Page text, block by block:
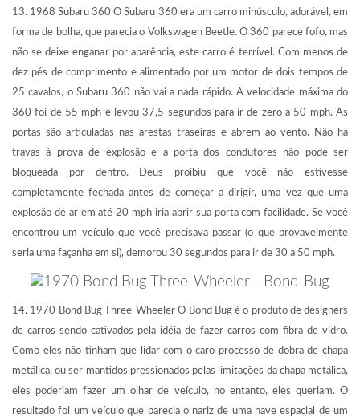
13. 1968 Subaru 360 O Subaru 360 era um carro minúsculo, adorável, em
forma de bolha, que parecia o Volkswagen Beetle. O 360 parece fofo, mas
não se deixe enganar por aparência, este carro é terrível. Com menos de
dez pés de comprimento e alimentado por um motor de dois tempos de
25 cavalos, o Subaru 360 não vai a nada rápido. A velocidade máxima do
360 foi de 55 mph e levou 37,5 segundos para ir de zero a 50 mph. As
portas são articuladas nas arestas traseiras e abrem ao vento. Não há
travas à prova de explosão e a porta dos condutores não pode ser
bloqueada por dentro. Deus proibiu que você não estivesse
completamente fechada antes de começar a dirigir, uma vez que uma
explosão de ar em até 20 mph iria abrir sua porta com facilidade. Se você
encontrou um veículo que você precisava passar (o que provavelmente
seria uma façanha em si), demorou 30 segundos para ir de 30 a 50 mph.
14. 1970 Bond Bug Three-Wheeler O Bond Bug é o produto de designers
de carros sendo cativados pela idéia de fazer carros com fibra de vidro.
Como eles não tinham que lidar com o caro processo de dobra de chapa
metálica, ou ser mantidos pressionados pelas limitações da chapa metálica,
eles poderiam fazer um olhar de veículo, no entanto, eles queriam. O
resultado foi um veículo que parecia o nariz de uma nave espacial de um